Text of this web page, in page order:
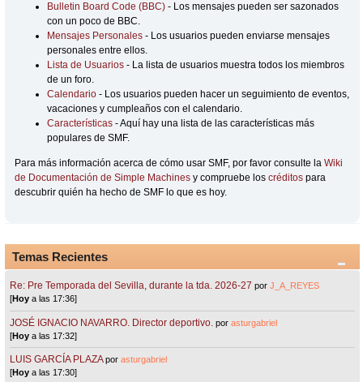
Bulletin Board Code (BBC)- Los mensajes pueden ser sazonados
con un poco de BBC.
Mensajes Personales - Los usuarios pueden enviarse mensajes
personales entre ellos.
Lista de Usuarios - La lista de usuarios muestra todos los miembros
de un foro.
Calendario - Los usuarios pueden hacer un seguimiento de eventos,
vacaciones y cumpleaños con el calendario.
Características - Aquí hay una lista de las características más
populares de SMF.
Para más información acerca de cómo usar SMF, por favor consulte laWiki
de Documentación de Simple Machines y compruebe loscréditos para
descubrir quién ha hecho de SMF lo que es hoy.
Temas Recientes
Re: Pre Temporada del Sevilla, durante la tda. 2026-27 porJ_A_REYES
[Hoy a las 17:36]
JOSÉ IGNACIO NAVARRO. Director deportivo. porasturgabriel
[Hoy a las 17:32]
LUIS GARCÍA PLAZA porasturgabriel
[Hoy a las 17:30]